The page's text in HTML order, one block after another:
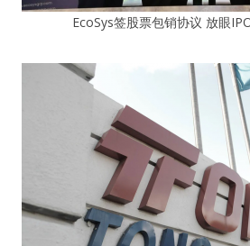
EcoSys签股票包销协议 放眼